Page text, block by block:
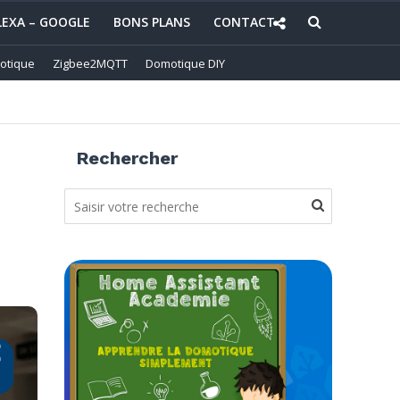
– GOOGLE BONS PLANS CONTACT
Zigbee2MQTT Domotique DIY
Rechercher